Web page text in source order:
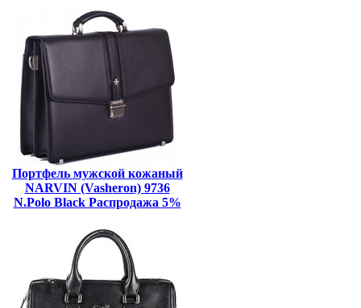
Портфель мужской кожаный
NARVIN (Vasheron) 9736
N.Polo Black Распродажа 5%